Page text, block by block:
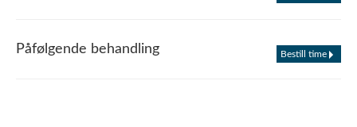
Påfølgende behandling Bestill time